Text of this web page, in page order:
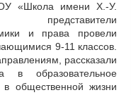
«Школа имени Х.-У.
представители
и права провели
9-11 классов.
рассказали
в образовательное
в общественной жизни